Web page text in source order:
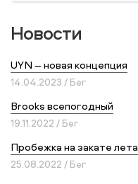
Новости
UYN – новая концепция
14.04.2023 / Бег
Brooks всепогодный
19.11.2022 / Бег
Пробежка на закате лета
25.08.2022 / Бег